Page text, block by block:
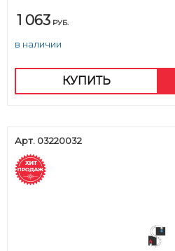
1 063 РУБ.
в наличии
КУПИТЬ
Арт. 03220032